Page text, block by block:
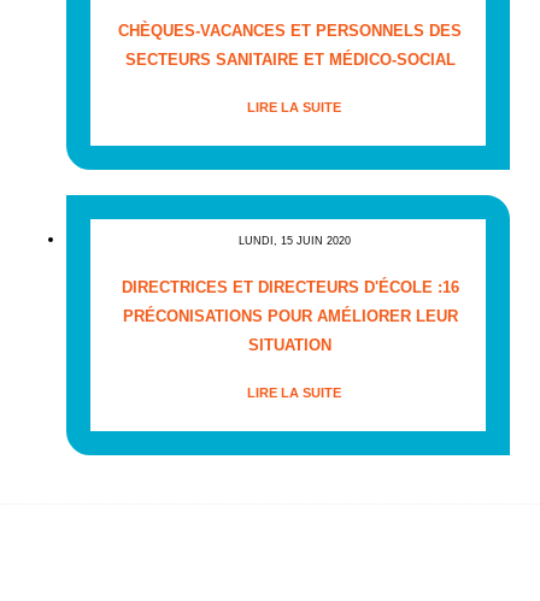
CHÈQUES-VACANCES ET PERSONNELS DES
SECTEURS SANITAIRE ET MÉDICO-SOCIAL
LIRE LA SUITE
LUNDI, 15 JUIN 2020
DIRECTRICES ET DIRECTEURS D'ÉCOLE :16
PRÉCONISATIONS POUR AMÉLIORER LEUR
SITUATION
LIRE LA SUITE